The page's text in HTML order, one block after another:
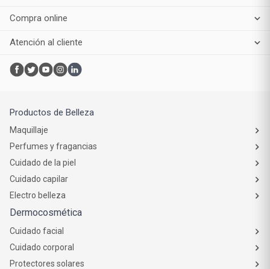
Compra online
Atención al cliente
Productos de Belleza
Maquillaje
Perfumes y fragancias
Cuidado de la piel
Cuidado capilar
Electro belleza
Dermocosmética
Cuidado facial
Cuidado corporal
Protectores solares